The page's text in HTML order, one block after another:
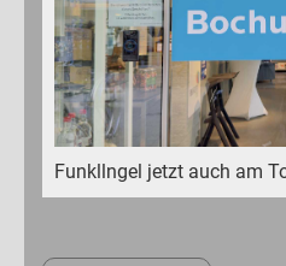
Funkllngel jetzt auch am